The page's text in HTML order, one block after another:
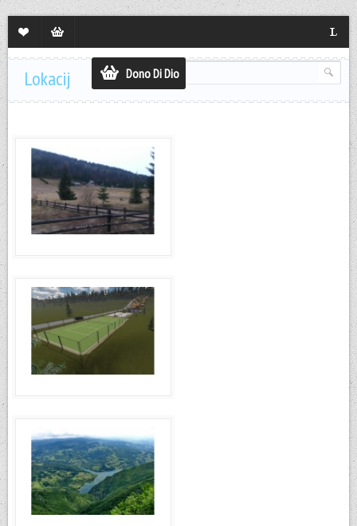
želja
korpe
Dono Di Dio
Lokacija